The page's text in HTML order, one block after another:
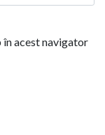
în acest navigator